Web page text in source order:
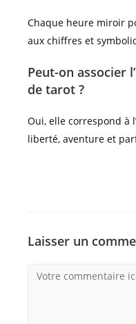
Chaque heure miroir
aux chiffres et
Peut-on associer
de tarot ?
Oui, elle correspond à
liberté, aventure et
Laisser un